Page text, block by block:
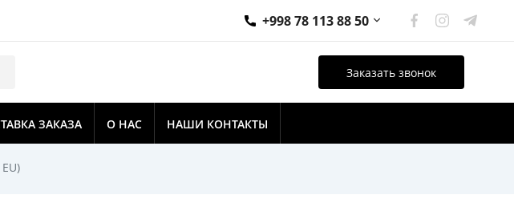
+998 78 113 88 50
Заказать звонок
ЗАКАЗА О НАС НАШИ КОНТАКТЫ